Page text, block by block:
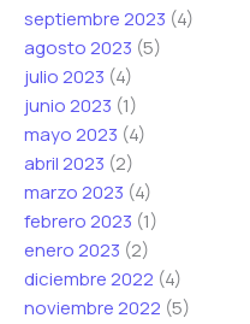
septiembre 2023 (4)
agosto 2023 (5)
julio 2023 (4)
junio 2023 (1)
mayo 2023 (4)
abril 2023 (2)
marzo 2023 (4)
febrero 2023 (1)
enero 2023 (2)
diciembre 2022 (4)
noviembre 2022 (5)